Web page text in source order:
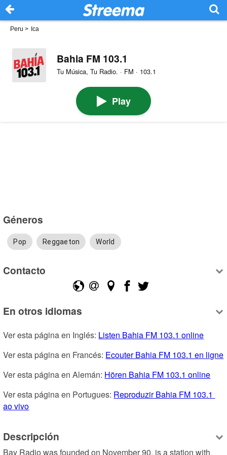
Peru > Ica
Bahia FM 103.1
Tu Música, Tu Radio. · FM · 103.1
Play
Géneros
Pop Reggaeton World
Contacto
En otros idiomas
Ver esta página en Inglés: Listen Bahia FM 103.1 online
Ver esta página en Francés: Ecouter Bahia FM 103.1 en ligne
Ver esta página en Alemán: Hören Bahia FM 103.1 online
Ver esta página en Portugues: Reproduzir Bahia FM 103.1
ao vivo
Descripción
Bay Radio was founded on November 90, is a station with